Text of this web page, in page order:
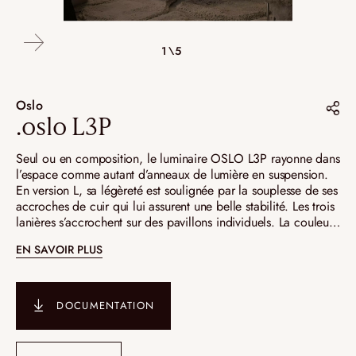
1\5
2\5
3\5
4\5
5\5
Oslo
.oslo L3P
Partager sur :
Pinterest
Instagram
Seul ou en composition, le luminaire OSLO L3P rayonne dans
l’espace comme autant d’anneaux de lumière en suspension.
En version L, sa légèreté est soulignée par la souplesse de ses
accroches de cuir qui lui assurent une belle stabilité. Les trois
lanières s’accrochent sur des pavillons individuels. La couleur
suspension.
EN SAVOIR PLUS
DOCUMENTATION